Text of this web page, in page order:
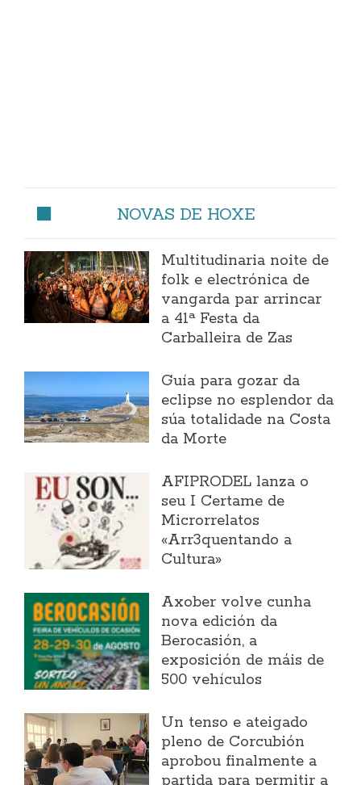
NOVAS DE HOXE
Multitudinaria noite de
folk e electrónica de
vangarda par arrincar
a 41ª Festa da
Carballeira de Zas
Guía para gozar da
eclipse no esplendor da
súa totalidade na Costa
da Morte
AFIPRODEL lanza o
seu I Certame de
Microrrelatos
«Arr3quentando a
Cultura»
Axober volve cunha
nova edición da
Berocasión, a
exposición de máis de
500 vehículos
Un tenso e ateigado
pleno de Corcubión
aprobou finalmente a
partida para permitir a